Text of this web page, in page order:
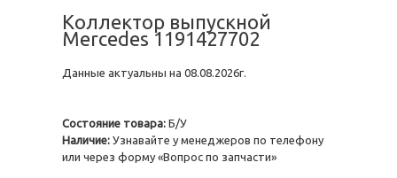
Коллектор выпускной
Mercedes 1191427702
Данные актуальны на 08.08.2026г.
Состояние товара: Б/У
Наличие: Узнавайте у менеджеров по телефону
или через форму «Вопрос по запчасти»